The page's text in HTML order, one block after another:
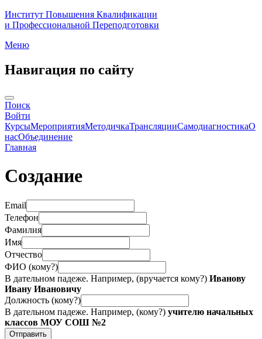
Институт Повышения Квалификации
и Профессиональной Переподготовки
Меню
Навигация по сайту
Поиск
Войти
КурсыМероприятияМетодичкаТрансляцииСамодиагностикаО
насОбъединение
Главная
Создание
Email
Телефон
Фамилия
Имя
Отчество
ФИО (кому?)
В дательном падеже. Например, (вручается кому?) Иванову
Ивану Ивановичу
Должность (кому?)
В дательном падеже. Например, (кому?) учителю начальных
классов МОУ СОШ №2
Отправить